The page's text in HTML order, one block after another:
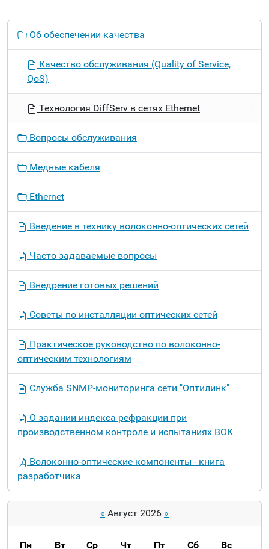
Об обеспечении качества
Качество обслуживания (Quality of Service,
QoS)
Технология DiffServ в сетях Ethernet
Вопросы обслуживания
Медные кабеля
Ethernet
Введение в технику волоконно-оптических сетей
Часто задаваемые вопросы
Внедрение готовых решений
Советы по инсталляции оптических сетей
Практическое руководство по волоконно-
оптическим технологиям
Служба SNMP-мониторинга сети "Оптилинк"
О задании индекса рефракции при
производственном контроле и испытаниях ВОК
Волоконно-оптические компоненты - книга
разработчика
« Август 2026 »
Пн Вт Ср Чт Пт Сб Вс